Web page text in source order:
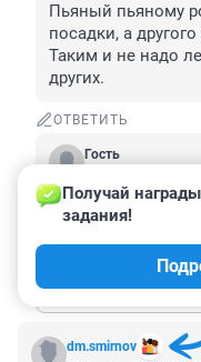
Пьяный пьяному
посадки, а
Таким и не надо
других.
ОТВЕТИТЬ
Гость
+1
ОТВЕТИТЬ
Показать
dm.smirnov
Получай
задания!